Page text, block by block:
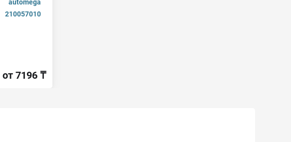
automega
210057010
от 7196 ₸